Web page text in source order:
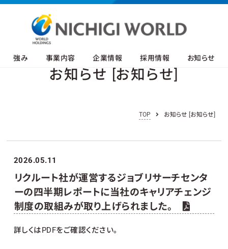
強み 事業内容 企業情報 採用情報 お知らせ
お知らせ [お知らせ]
TOP お知らせ [お知らせ]
2026.05.11
リクルート社が運営するジョブリサーチセンタ
ーの四半期レポートに当社のキャリアチェンジ
制度の取組みが取り上げられました。
詳しくはPDFをご確認ください。